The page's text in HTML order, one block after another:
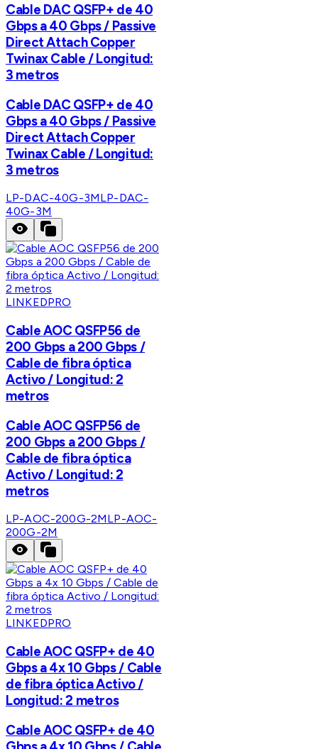
Cable DAC QSFP+ de 40
Gbps a 40 Gbps / Passive
Direct Attach Copper
Twinax Cable / Longitud:
3 metros
Cable DAC QSFP+ de 40
Gbps a 40 Gbps / Passive
Direct Attach Copper
Twinax Cable / Longitud:
3 metros
LP-DAC-40G-3MLP-DAC-
40G-3M
LINKEDPRO
Cable AOC QSFP56 de
200 Gbps a 200 Gbps /
Cable de fibra óptica
Activo / Longitud: 2
metros
Cable AOC QSFP56 de
200 Gbps a 200 Gbps /
Cable de fibra óptica
Activo / Longitud: 2
metros
LP-AOC-200G-2MLP-AOC-
200G-2M
LINKEDPRO
Cable AOC QSFP+ de 40
Gbps a 4x 10 Gbps / Cable
de fibra óptica Activo /
Longitud: 2 metros
Cable AOC QSFP+ de 40